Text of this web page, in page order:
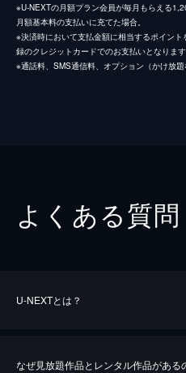
※U-NEXTの月額プラン会員が毎月もらえる
月額基本料の支払いに充てた場合。
※決済時において支払金額に相当するポイン
録のクレジットカードでのお支払いとなります
※通話料、SMS通信料、オプション（かけ放
よくある質問
U-NEXTとは？
なぜ見放題作品とレンタル作品がある